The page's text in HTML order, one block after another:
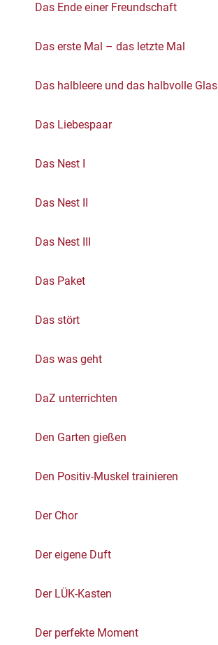
Das Ende einer Freundschaft
Das erste Mal – das letzte Mal
Das halbleere und das halbvolle Glas
Das Liebespaar
Das Nest I
Das Nest II
Das Nest III
Das Paket
Das stört
Das was geht
DaZ unterrichten
Den Garten gießen
Den Positiv-Muskel trainieren
Der Chor
Der eigene Duft
Der LÜK-Kasten
Der perfekte Moment